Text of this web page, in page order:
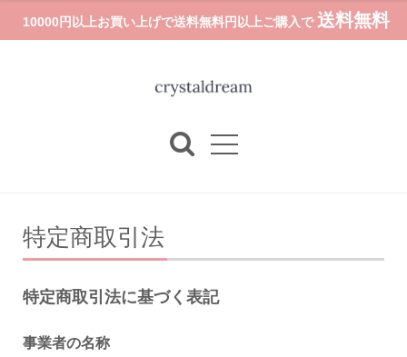
10000円以上お買い上げで送料無料円以上ご購入で 送料無料
特定商取引法
特定商取引法に基づく表記
事業者の名称